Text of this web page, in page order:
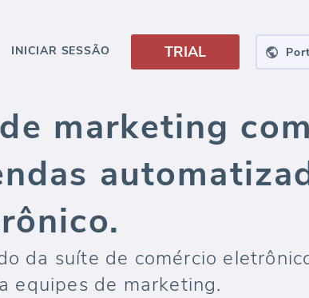
INICIAR SESSÃO TRIAL
marketing com
da suíte de comércio
equipes de marketing.